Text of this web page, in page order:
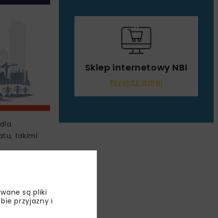
takimi
pozwoli
Sklep internetowy NBI
Przejdź dalej
są pliki
przyjazny i